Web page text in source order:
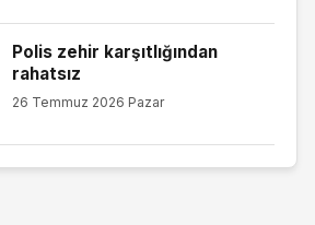
Polis zehir karşıtlığından
rahatsız
26 Temmuz 2026 Pazar